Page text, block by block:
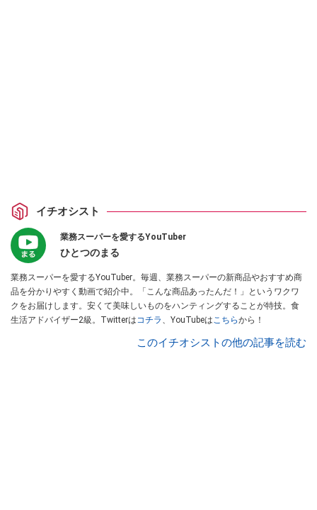
イチオシスト
業務スーパーを愛するYouTuber
ひとつのまる
業務スーパーを愛するYouTuber。毎週、業務スーパーの新商品やおすすめ商
品を分かりやすく動画で紹介中。「こんな商品あったんだ！」というワクワ
クをお届けします。安くて美味しいものをハンティングすることが特技。食
生活アドバイザー2級。Twitterはコチラ 、YouTubeはこちらから！
このイチオシストの他の記事を読む